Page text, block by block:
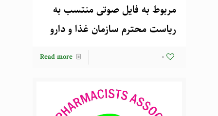
مربوط به فایل صوتی منتسب به
ریاست محترم سازمان غذا و دارو
0
Read more